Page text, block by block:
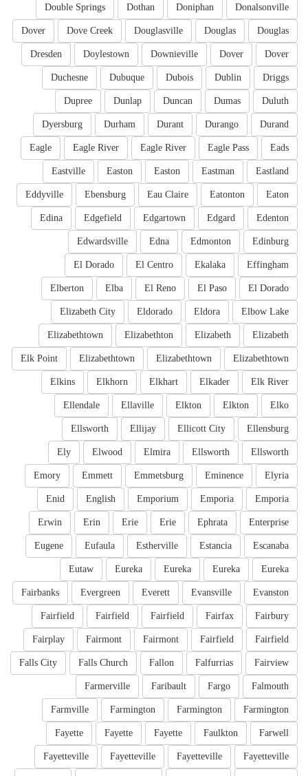
Donalsonville
Doniphan
Dothan
Double Springs
Douglas
Douglas
Douglasville
Dove Creek
Dover
Dover
Dover
Downieville
Doylestown
Dresden
Driggs
Dublin
Dubois
Dubuque
Duchesne
Duluth
Dumas
Duncan
Dunlap
Dupree
Durand
Durango
Durant
Durham
Dyersburg
Eads
Eagle Pass
Eagle River
Eagle River
Eagle
Eastland
Eastman
Easton
Easton
Eastville
Eaton
Eatonton
Eau Claire
Ebensburg
Eddyville
Edenton
Edgard
Edgartown
Edgefield
Edina
Edinburg
Edmonton
Edna
Edwardsville
Effingham
Ekalaka
El Centro
El Dorado
El Dorado
El Paso
El Reno
Elba
Elberton
Elbow Lake
Eldora
Eldorado
Elizabeth City
Elizabeth
Elizabeth
Elizabethton
Elizabethtown
Elizabethtown
Elizabethtown
Elizabethtown
Elk Point
Elk River
Elkader
Elkhart
Elkhorn
Elkins
Elko
Elkton
Elkton
Ellaville
Ellendale
Ellensburg
Ellicott City
Ellijay
Ellsworth
Ellsworth
Ellsworth
Elmira
Elwood
Ely
Elyria
Eminence
Emmetsburg
Emmett
Emory
Emporia
Emporia
Emporium
English
Enid
Enterprise
Ephrata
Erie
Erie
Erin
Erwin
Escanaba
Estancia
Estherville
Eufaula
Eugene
Eureka
Eureka
Eureka
Eureka
Eutaw
Evanston
Evansville
Everett
Evergreen
Fairbanks
Fairbury
Fairfax
Fairfield
Fairfield
Fairfield
Fairfield
Fairfield
Fairmont
Fairmont
Fairplay
Fairview
Falfurrias
Fallon
Falls Church
Falls City
Falmouth
Fargo
Faribault
Farmerville
Farmington
Farmington
Farmington
Farmville
Farwell
Faulkton
Fayette
Fayette
Fayette
Fayetteville
Fayetteville
Fayetteville
Fayetteville